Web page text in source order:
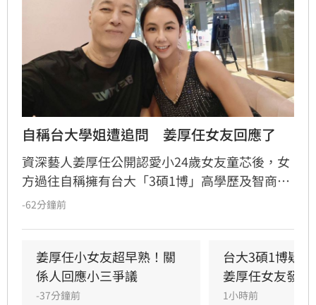
自稱台大學姐遭追問　姜厚任女友回應了
資深藝人姜厚任公開認愛小24歲女友童芯後，女
方過往自稱擁有台大「3碩1博」高學歷及智商
146等背景引發外界高度質疑。童芯日前於社群
件，導致話題持續發酵，網友針對其學歷真實性
仍存有諸多疑問。面對女友身陷輿論風波，姜厚
任展現力挺態度，笑稱兩人的戀情已像偵探片，
-62分鐘前
姜厚任小女友超早熟！關
係人回應小三爭議
-37分鐘前
台大3碩1博疑
姜厚任女友發聲
1小時前